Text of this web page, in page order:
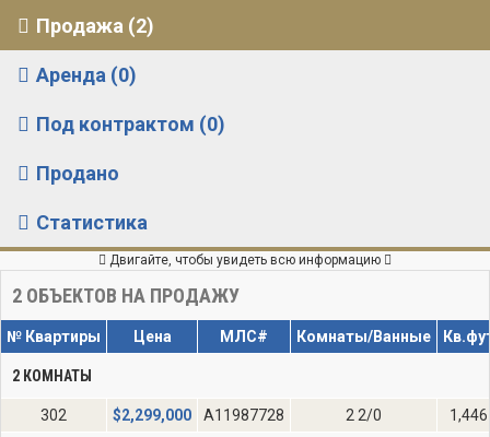
Продажа (2)
Аренда (0)
Под контрактом (0)
Продано
Статистика
Двигайте, чтобы увидеть всю информацию
2 ОБЪЕКТОВ НА ПРОДАЖУ
№ Квартиры Цена МЛС# Комнаты/Ванные
2 КОМНАТЫ
302 $2,299,000 A11987728 2 2/0 1,446